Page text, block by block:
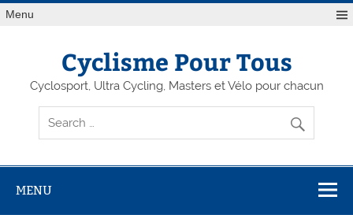
Menu
Cyclisme Pour Tous
Cyclosport, Ultra Cycling, Masters et Vélo pour chacun
MENU